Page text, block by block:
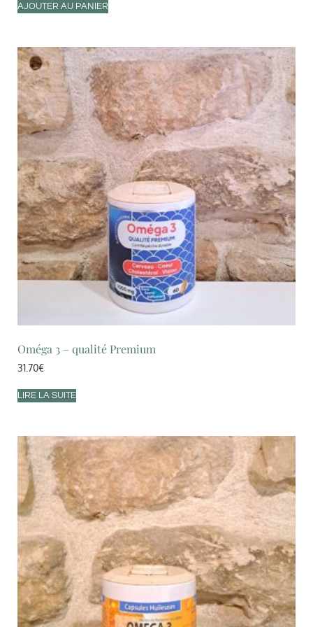
AJOUTER AU PANIER
Oméga 3 – qualité Premium
31.70€
LIRE LA SUITE